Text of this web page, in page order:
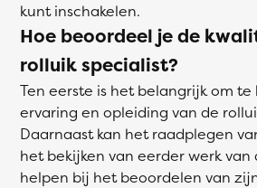
kunt inschakelen.
Hoe beoordeel je de
rolluik specialist?
Ten eerste is het belangrijk om te
ervaring en opleiding van de
Daarnaast kan het raadplegen
het bekijken van eerder werk van
helpen bij het beoordelen van